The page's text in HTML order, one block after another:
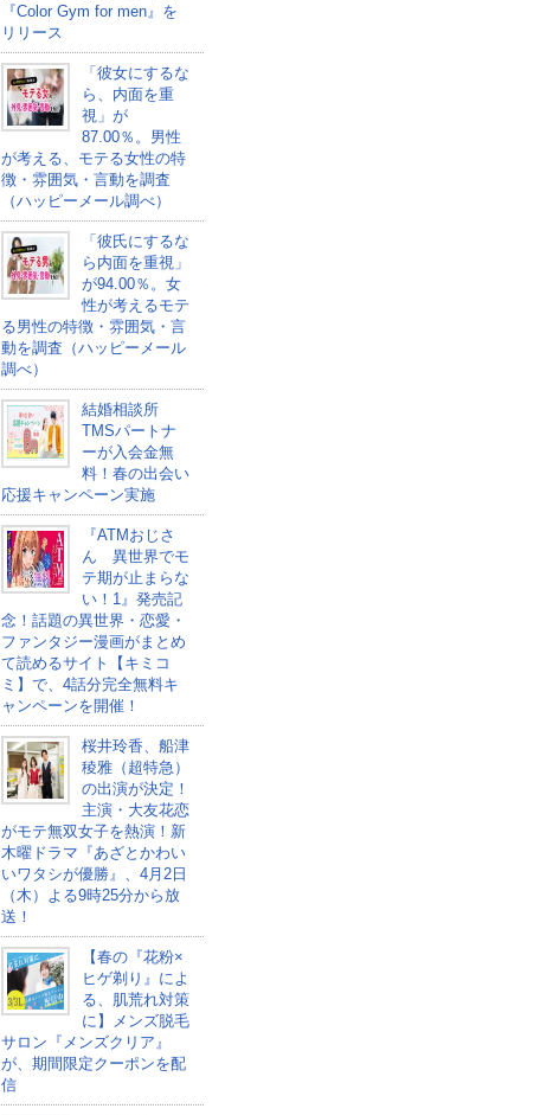
『Color Gym for men』を
リリース
「彼女にするな
ら、内面を重
視」が
87.00％。男性
が考える、モテる女性の特
徴・雰囲気・言動を調査
（ハッピーメール調べ）
「彼氏にするな
ら内面を重視」
が94.00％。女
性が考えるモテ
る男性の特徴・雰囲気・言
動を調査（ハッピーメール
調べ）
結婚相談所
TMSパートナ
ーが入会金無
料！春の出会い
応援キャンペーン実施
『ATMおじさ
ん 異世界でモ
テ期が止まらな
い！1』発売記
念！話題の異世界・恋愛・
ファンタジー漫画がまとめ
て読めるサイト【キミコ
ミ】で、4話分完全無料キ
ャンペーンを開催！
桜井玲香、船津
稜雅（超特急）
の出演が決定！
主演・大友花恋
がモテ無双女子を熱演！新
木曜ドラマ『あざとかわい
いワタシが優勝』、4月2日
（木）よる9時25分から放
送！
【春の『花粉×
ヒゲ剃り』によ
る、肌荒れ対策
に】メンズ脱毛
サロン『メンズクリア』
が、期間限定クーポンを配
信